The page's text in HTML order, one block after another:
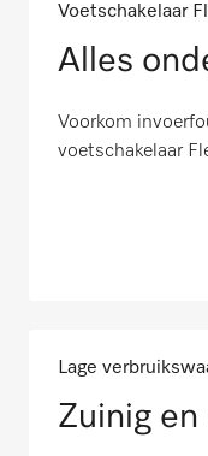
Voetschakelaar
Alles
Voorkom
voetschakelaar
Lage
Zuinig